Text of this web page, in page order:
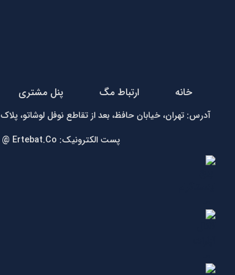
خانه ارتباط مگ پنل مشتری
آدرس: تهران، خیابان حافظ، بعد از تقاطع نوفل لوشاتو، پلاک 371 - ساختمان زمرد - واحد1 تلفن:
پست الکترونیک: Info @ Ertebat.Co ساعت کاری: شنبه تا چهارشنبه 9 الی 17، پنجشنبه 9 الی 13